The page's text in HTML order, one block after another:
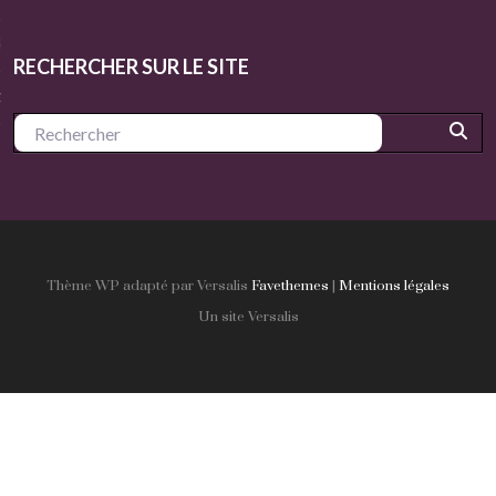
RECHERCHER SUR LE SITE
Thème WP adapté par Versalis Favethemes | Mentions légales
Un site Versalis